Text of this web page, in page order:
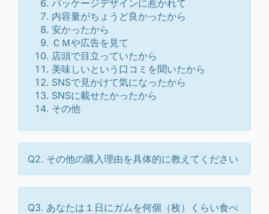
パッケージデザインに惹かれて
内容量がちょうど良かったから
安かったから
ＣＭや広告を見て
店頭で目立っていたから
美味しいという口コミを聞いたから
SNSで見かけて気になったから
SNSに載せたかったから
その他
Q2. その他の購入理由を具体的に教えてください
Q3. あなたは１日にガムを何個（枚）くらい食べ